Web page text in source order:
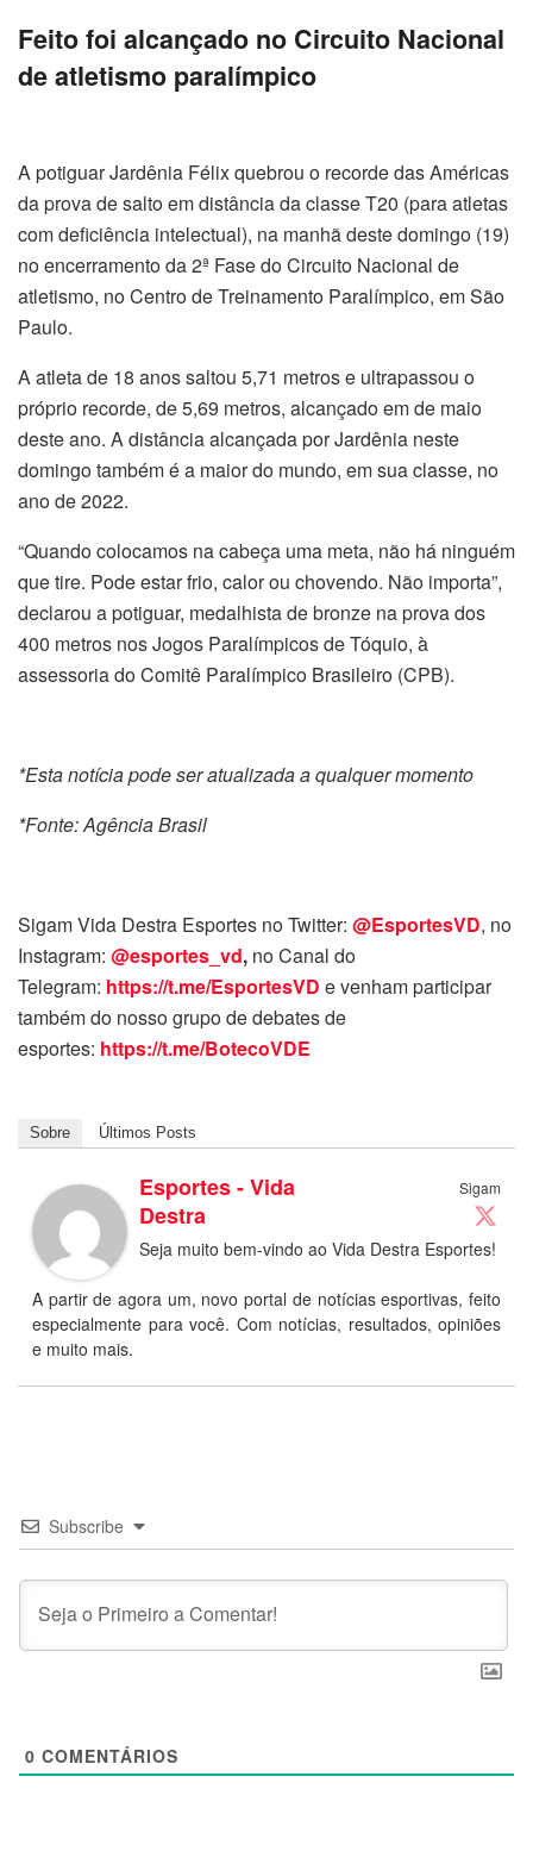
Feito foi alcançado no Circuito Nacional
de atletismo paralímpico
A potiguar Jardênia Félix quebrou o recorde das Américas
da prova de salto em distância da classe T20 (para atletas
com deficiência intelectual), na manhã deste domingo (19)
no encerramento da 2ª Fase do Circuito Nacional de
atletismo, no Centro de Treinamento Paralímpico, em São
Paulo.
A atleta de 18 anos saltou 5,71 metros e ultrapassou o
próprio recorde, de 5,69 metros, alcançado em de maio
deste ano. A distância alcançada por Jardênia neste
domingo também é a maior do mundo, em sua classe, no
ano de 2022.
“Quando colocamos na cabeça uma meta, não há ninguém
que tire. Pode estar frio, calor ou chovendo. Não importa”,
declarou a potiguar, medalhista de bronze na prova dos
400 metros nos Jogos Paralímpicos de Tóquio, à
assessoria do Comitê Paralímpico Brasileiro (CPB).
*Esta notícia pode ser atualizada a qualquer momento
*Fonte: Agência Brasil
Sigam Vida Destra Esportes no Twitter: @EsportesVD, no
Instagram: @esportes_vd, no Canal do
Telegram: https://t.me/EsportesVD e venham participar
também do nosso grupo de debates de
esportes: https://t.me/BotecoVDE
Sobre Últimos Posts
Sigam
Esportes - Vida
Destra
Seja muito bem-vindo ao Vida Destra Esportes!
A partir de agora um, novo portal de notícias esportivas, feito
especialmente para você. Com notícias, resultados, opiniões
e muito mais.
Subscribe
0 COMENTÁRIOS